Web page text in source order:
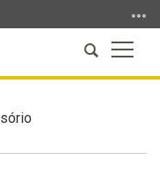
a
Abrir
a